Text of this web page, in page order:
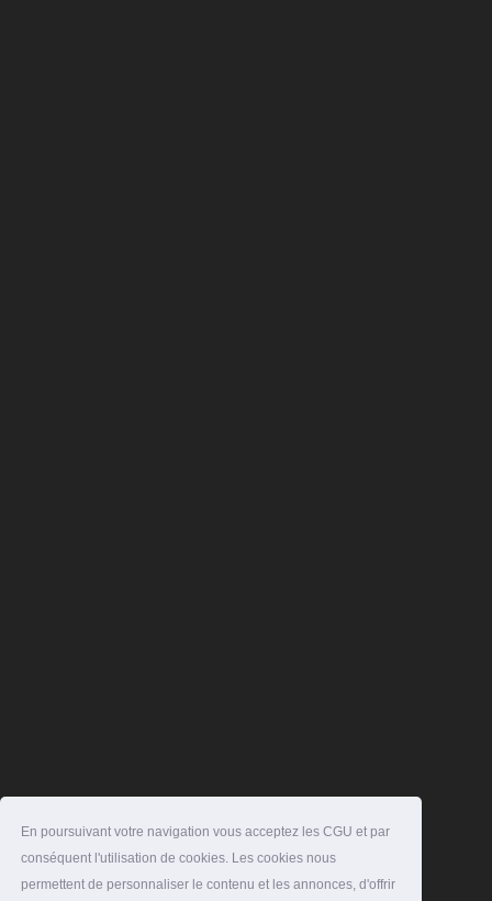
En poursuivant votre navigation vous acceptez les CGU et par
conséquent l'utilisation de cookies. Les cookies nous
permettent de personnaliser le contenu et les annonces, d'offrir